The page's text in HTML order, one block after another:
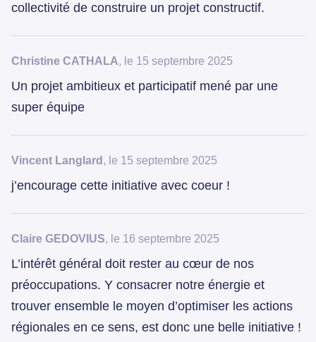
collectivité de construire un projet constructif.
Christine CATHALA, le 15 septembre 2025
Un projet ambitieux et participatif mené par une
super équipe
Vincent Langlard , le 15 septembre 2025
j’encourage cette initiative avec coeur !
Claire GEDOVIUS, le 16 septembre 2025
L’intérêt général doit rester au cœur de nos
préoccupations. Y consacrer notre énergie et
trouver ensemble le moyen d’optimiser les actions
régionales en ce sens, est donc une belle initiative !